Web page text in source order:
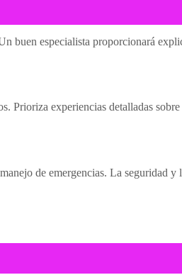
buen especialista proporcionará
Prioriza experiencias detalladas sobre
de emergencias. La seguridad y